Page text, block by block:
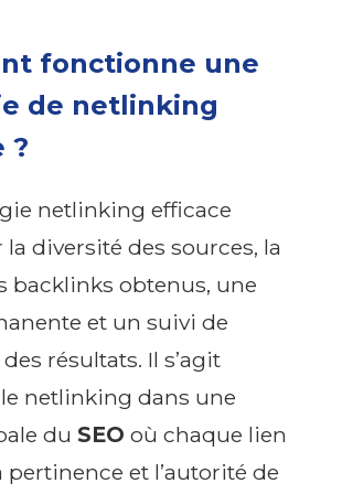
fonctionne une
de netlinking
?
netlinking efficace
la diversité des sources, la
backlinks obtenus, une
et un suivi de
résultats. Il s’agit
netlinking dans une
du SEO où chaque lien
pertinence et l’autorité de